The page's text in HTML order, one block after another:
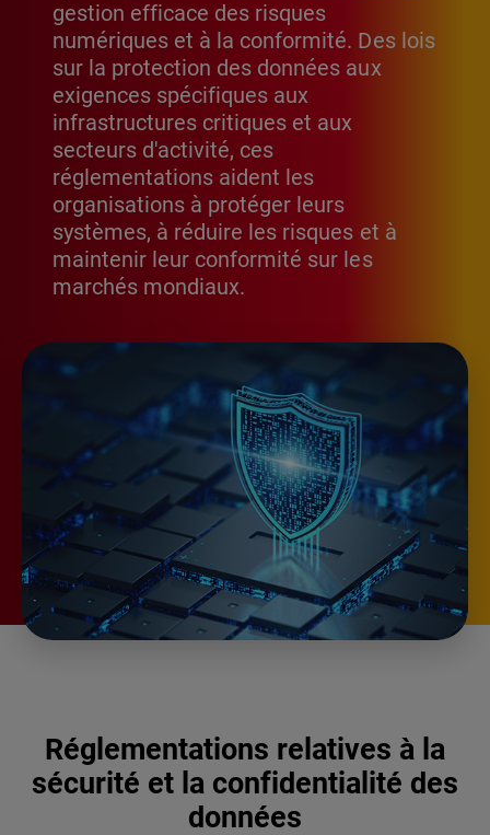
gestion efficace des risques
numériques et à la conformité. Des lois
sur la protection des données aux
exigences spécifiques aux
infrastructures critiques et aux
secteurs d'activité, ces
réglementations aident les
organisations à protéger leurs
systèmes, à réduire les risques et à
maintenir leur conformité sur les
marchés mondiaux.
Réglementations relatives à la
sécurité et la confidentialité des
données